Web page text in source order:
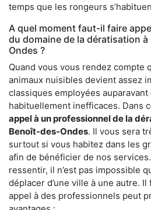
temps que les rongeurs
A quel moment faut-il faire
du domaine de la dératisation
Ondes ?
Quand vous vous rendez compte
animaux nuisibles devient assez
classiques employées
habituellement inefficaces. Dans
appel à un professionnel de la
Benoît-des-Ondes. Il vous sera
surtout si vous habitez dans les
afin de bénéficier de nos
ressentir, il n’est pas impossible
déplacer d’une ville à une autre.
appel à des professionnels peut